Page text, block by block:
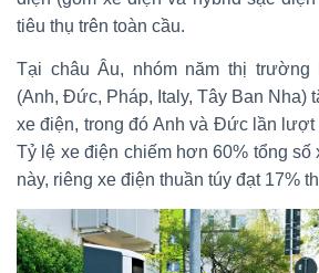
tiêu thụ trên toàn cầu.
Tại châu Âu, nhóm năm thị
(Anh, Đức, Pháp, Italy, Tây Ban Nha)
xe điện, trong đó Anh và Đức lần lượt
Tỷ lệ xe điện chiếm hơn 60% tổng
này, riêng xe điện thuần túy đạt 17%